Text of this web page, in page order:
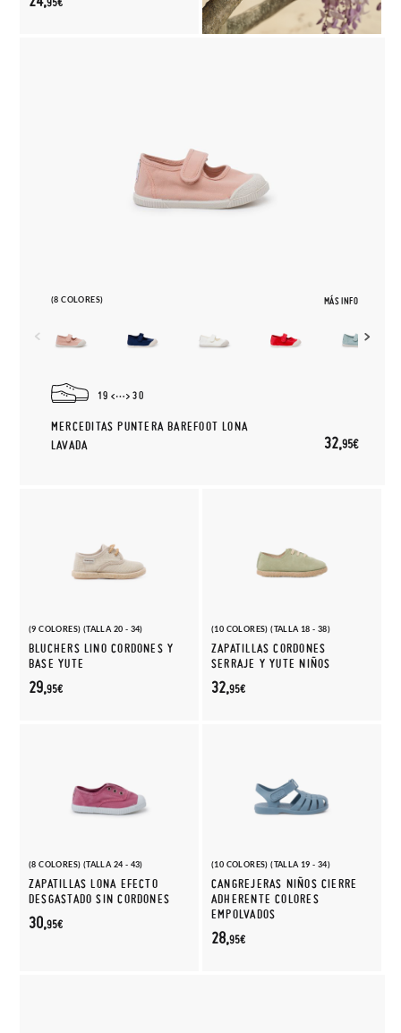
(8 COLORES) MÁS INFO
19 30
MERCEDITAS PUNTERA BAREFOOT LONA
LAVADA
32,95€
(9 COLORES) (TALLA 20 - 34)
BLUCHERS LINO CORDONES Y
BASE YUTE
29,95€
(10 COLORES) (TALLA 18 - 38)
ZAPATILLAS CORDONES
SERRAJE Y YUTE NIÑOS
32,95€
(8 COLORES) (TALLA 24 - 43)
ZAPATILLAS LONA EFECTO
DESGASTADO SIN CORDONES
30,95€
(10 COLORES) (TALLA 19 - 34)
CANGREJERAS NIÑOS CIERRE
ADHERENTE COLORES
EMPOLVADOS
28,95€